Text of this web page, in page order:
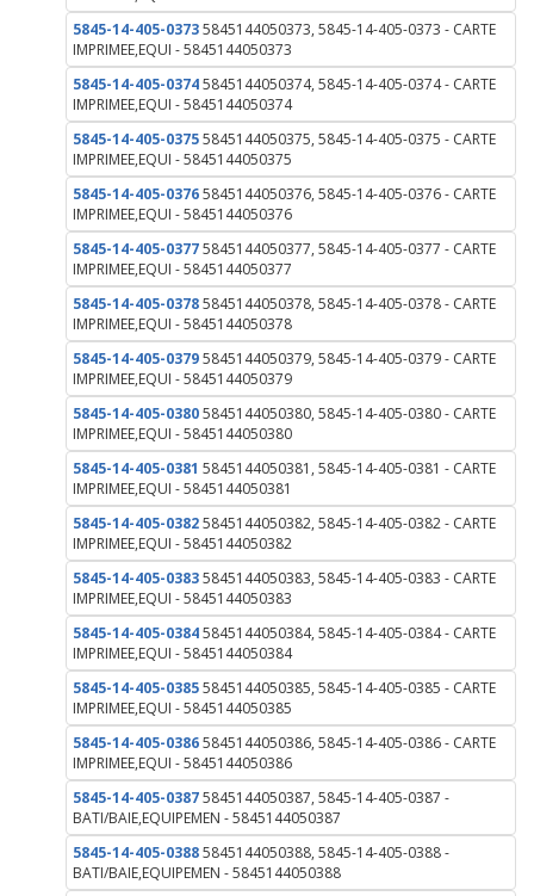
5845-14-405-03735845144050373, 5845-14-405-0373 - CARTE
IMPRIMEE,EQUI - 5845144050373
5845-14-405-03745845144050374, 5845-14-405-0374 - CARTE
IMPRIMEE,EQUI - 5845144050374
5845-14-405-03755845144050375, 5845-14-405-0375 - CARTE
IMPRIMEE,EQUI - 5845144050375
5845-14-405-03765845144050376, 5845-14-405-0376 - CARTE
IMPRIMEE,EQUI - 5845144050376
5845-14-405-03775845144050377, 5845-14-405-0377 - CARTE
IMPRIMEE,EQUI - 5845144050377
5845-14-405-03785845144050378, 5845-14-405-0378 - CARTE
IMPRIMEE,EQUI - 5845144050378
5845-14-405-03795845144050379, 5845-14-405-0379 - CARTE
IMPRIMEE,EQUI - 5845144050379
5845-14-405-03805845144050380, 5845-14-405-0380 - CARTE
IMPRIMEE,EQUI - 5845144050380
5845-14-405-0381 5845144050381, 5845-14-405-0381 - CARTE
IMPRIMEE,EQUI - 5845144050381
5845-14-405-03825845144050382, 5845-14-405-0382 - CARTE
IMPRIMEE,EQUI - 5845144050382
5845-14-405-03835845144050383, 5845-14-405-0383 - CARTE
IMPRIMEE,EQUI - 5845144050383
5845-14-405-03845845144050384, 5845-14-405-0384 - CARTE
IMPRIMEE,EQUI - 5845144050384
5845-14-405-03855845144050385, 5845-14-405-0385 - CARTE
IMPRIMEE,EQUI - 5845144050385
5845-14-405-03865845144050386, 5845-14-405-0386 - CARTE
IMPRIMEE,EQUI - 5845144050386
5845-14-405-03875845144050387, 5845-14-405-0387 -
BATI/BAIE,EQUIPEMEN - 5845144050387
5845-14-405-03885845144050388, 5845-14-405-0388 -
BATI/BAIE,EQUIPEMEN - 5845144050388